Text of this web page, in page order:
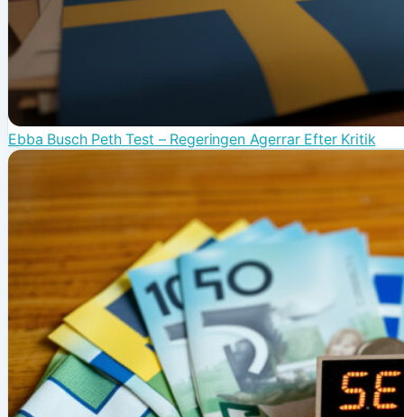
Ebba Busch Peth Test – Regeringen Agerrar Efter Kritik